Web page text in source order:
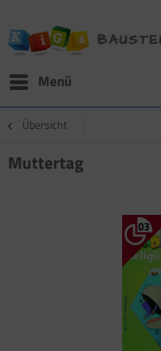
Menü
Übersicht
Muttertag